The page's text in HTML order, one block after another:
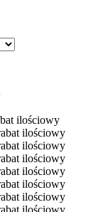
ilościowy
ilościowy
ilościowy
ilościowy
ilościowy
ilościowy
ilościowy
ilościowy